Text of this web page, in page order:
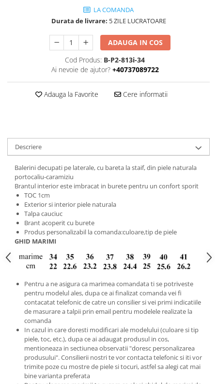
LA COMANDA
Durata de livrare: 5 ZILE LUCRATOARE
ADAUGA IN COS
Cod Produs: B-P2-813i-34
Ai nevoie de ajutor? +40737089722
Adauga la Favorite Cere informatii
Descriere
Balerini decupati pe laterale, cu bareta la staif, din piele naturala
portocaliu-caramiziu
Brantul interior este imbracat in burete pentru un confort sporit
TOC 1cm
Exterior si interior piele naturala
Talpa cauciuc
Brant acoperit cu burete
Produs personalizabil la comanda:culoare,tip de piele
GHID MARIMI
Pentru a ne asigura ca marimea comandata ti se potriveste
pentru modelul ales, dupa ce ai finalizat comanda vei fi
contacatat telefonic de catre un consilier si vei primi indicatiile
de masurare a talpii prin email pentru modelele realizate la
comanda
In cazul in care doresti modificari ale modelului (culoare si tip
piele, toc, etc.), dupa ce ai adaugat produsul in cos,
mentioneaza in sectiunea observatii "doresc personalizarea
produsului". Consilierii nostri te vor contacta telefonic si iti vor
trimite poze cu mostre de piele si tocuri, astfel sa alegi cat mai
bine varianta preferata